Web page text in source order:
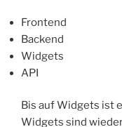
Frontend
Backend
Widgets
API
Bis auf Widgets ist
Widgets sind